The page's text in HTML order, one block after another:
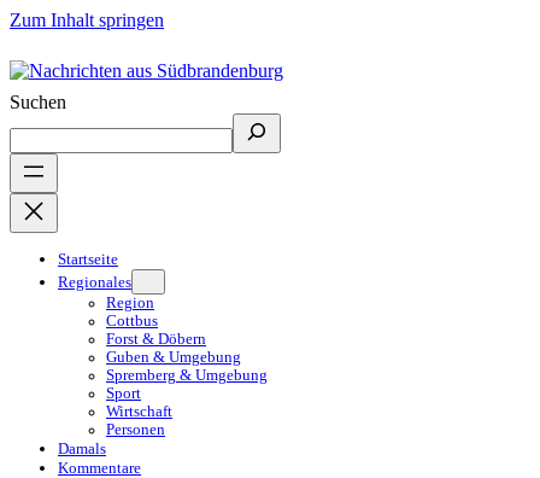
Zum Inhalt springen
Suchen
Startseite
Regionales
Region
Cottbus
Forst & Döbern
Guben & Umgebung
Spremberg & Umgebung
Sport
Wirtschaft
Personen
Damals
Kommentare